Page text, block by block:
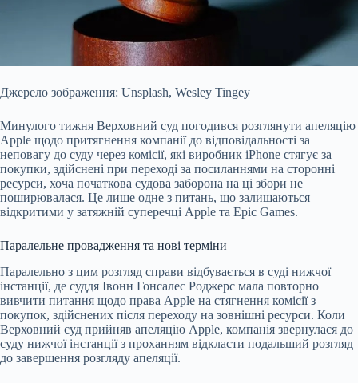
Джерело зображення: Unsplash, Wesley Tingey
Минулого тижня Верховний суд погодився розглянути апеляцію
Apple щодо притягнення компанії до відповідальності за
неповагу до суду через комісії, які виробник iPhone стягує за
покупки, здійснені при переході за посиланнями на сторонні
ресурси, хоча початкова судова заборона на ці збори не
поширювалася. Це лише одне з питань, що залишаються
відкритими у затяжній суперечці Apple та Epic Games.
Паралельне провадження та нові терміни
Паралельно з цим розгляд справи відбувається в суді нижчої
інстанції, де суддя Івонн Гонсалес Роджерс мала повторно
вивчити питання щодо права Apple на стягнення комісії з
покупок, здійснених після переходу на зовнішні ресурси. Коли
Верховний суд прийняв апеляцію Apple, компанія звернулася до
суду нижчої інстанції з проханням відкласти подальший розгляд
до завершення розгляду апеляції.